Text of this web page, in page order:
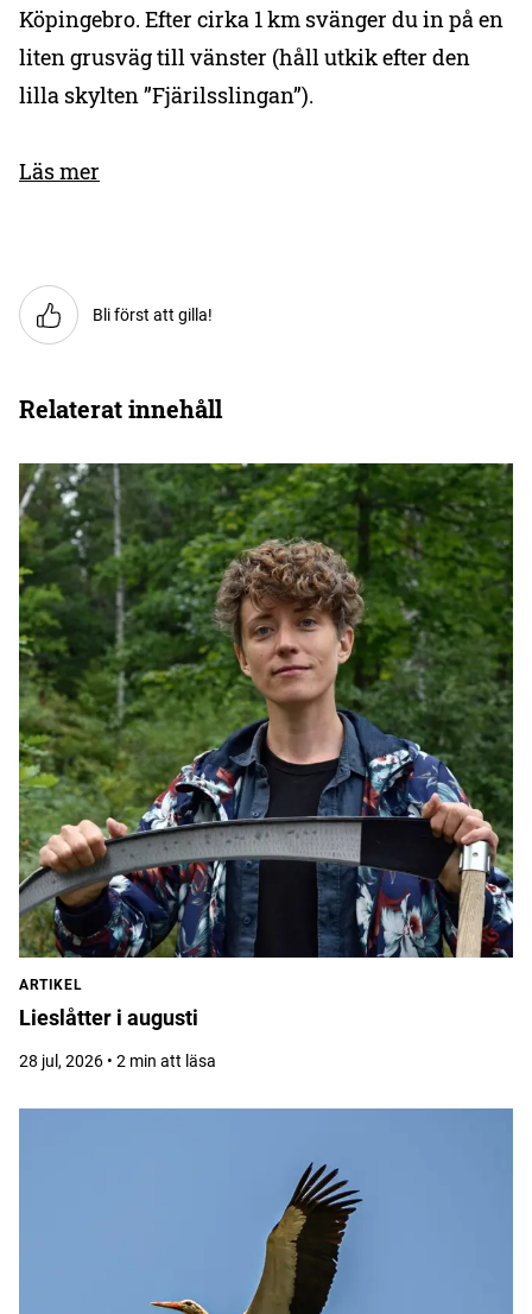
Köpingebro. Efter cirka 1 km svänger du in på en
liten grusväg till vänster (håll utkik efter den
lilla skylten ”Fjärilsslingan”).
Läs mer
Bli först att gilla!
Relaterat innehåll
ARTIKEL
Lieslåtter i augusti
28 jul, 2026 • 2 min att läsa